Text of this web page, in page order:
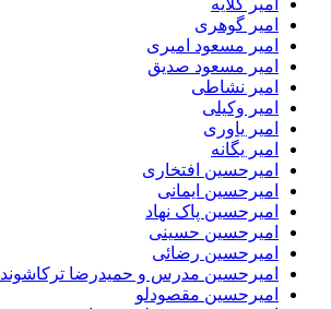
امیر گوهری
امیر مسعود امیری
امیر مسعود صدیق
امیر نشاطی
امیر وکیلی
امیر یاوری
امیر یگانه
امیرحسین افتخاری
امیرحسین ایمانی
امیرحسین پاک نهاد
امیرحسین حسینی
امیرحسین رضائی
امیرحسین مدرس و حمیدرضا ترکاشوند
امیرحسین مقصودلو